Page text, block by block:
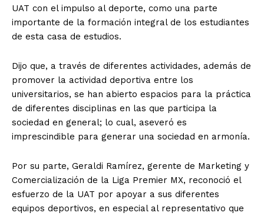
UAT con el impulso al deporte, como una parte
importante de la formación integral de los estudiantes
de esta casa de estudios.
Dijo que, a través de diferentes actividades, además de
promover la actividad deportiva entre los
universitarios, se han abierto espacios para la práctica
de diferentes disciplinas en las que participa la
sociedad en general; lo cual, aseveró es
imprescindible para generar una sociedad en armonía.
Por su parte, Geraldi Ramírez, gerente de Marketing y
Comercialización de la Liga Premier MX, reconoció el
esfuerzo de la UAT por apoyar a sus diferentes
equipos deportivos, en especial al representativo que